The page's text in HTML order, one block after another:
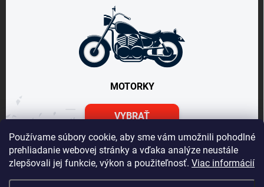
Používame súbory cookie, aby sme vám umožnili pohodlné
prehliadanie webovej stránky a vďaka analýze neustále
zlepšovali jej funkcie, výkon a použiteľnosť. Viac informácií
MOTORKY
VYBRAŤ